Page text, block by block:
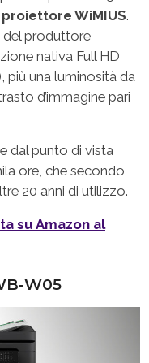
proiettore WiMIUS.
del produttore
nativa Full HD
più una luminosità da
d’immagine pari
dal punto di vista
ore, che secondo
20 anni di utilizzo.
su Amazon al
W05